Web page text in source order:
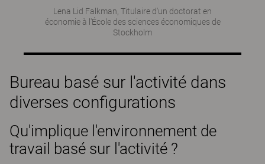
Lena Lid Falkman, Titulaire d'un doctorat en
économie à l'École des sciences économiques de
Stockholm
Bureau basé sur l'activité dans
diverses configurations
Qu'implique l'environnement de
travail basé sur l'activité ?